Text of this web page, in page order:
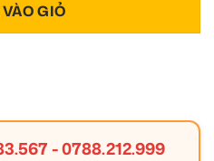
GIỎ
-0788.212.999